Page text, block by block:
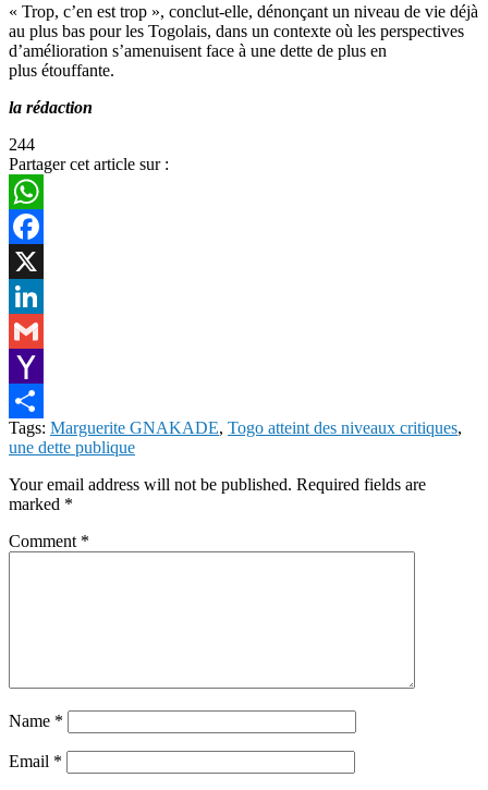
« Trop, c’en est trop », conclut-elle, dénonçant un niveau de vie déjà
au plus bas pour les Togolais, dans un contexte où les perspectives
d’amélioration s’amenuisent face à une dette de plus en
plus étouffante.
la rédaction
244
Partager cet article sur :
WhatsApp
Facebook
X
LinkedIn
Gmail
Yahoo
Mail
Share
Tags: Marguerite GNAKADE, Togo atteint des niveaux critiques,
une dette publique
Your email address will not be published. Required fields are
marked *
Comment *
Name *
Email *